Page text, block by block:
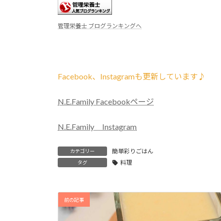
管理栄養士 ブログランキングへ
Facebook、Instagramも更新しています♪
N.E.Family Facebookページ
N.E.Family Instagram
カテゴリー 簡単彩りごはん
タグ 料理
前の記事